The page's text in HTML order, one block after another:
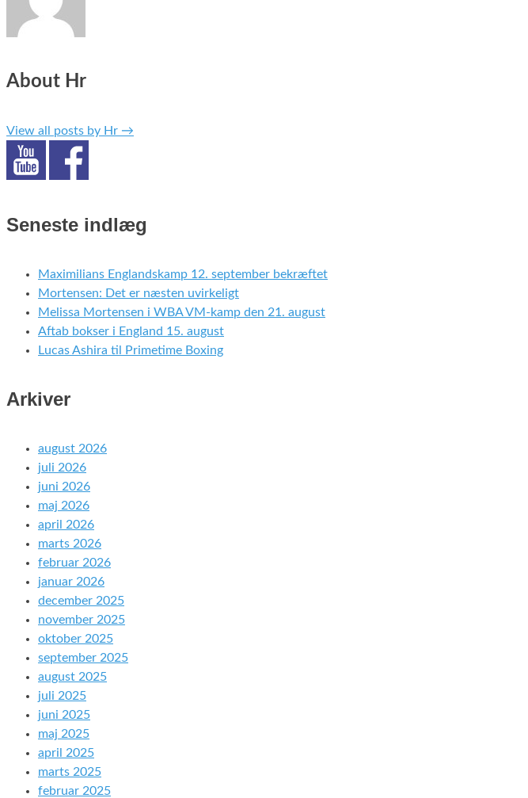
About Hr
View all posts by Hr →
Seneste indlæg
Maximilians Englandskamp 12. september bekræftet
Mortensen: Det er næsten uvirkeligt
Melissa Mortensen i WBA VM-kamp den 21. august
Aftab bokser i England 15. august
Lucas Ashira til Primetime Boxing
Arkiver
august 2026
juli 2026
juni 2026
maj 2026
april 2026
marts 2026
februar 2026
januar 2026
december 2025
november 2025
oktober 2025
september 2025
august 2025
juli 2025
juni 2025
maj 2025
april 2025
marts 2025
februar 2025